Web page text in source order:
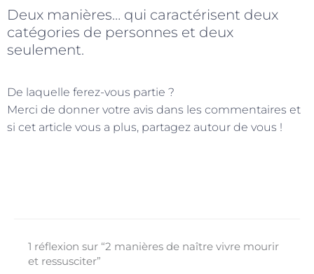
Deux manières… qui caractérisent deux
catégories de personnes et deux
seulement.
De laquelle ferez-vous partie ?
Merci de donner votre avis dans les commentaires et
si cet article vous a plus, partagez autour de vous !
1 réflexion sur “2 manières de naître vivre mourir
et ressusciter”